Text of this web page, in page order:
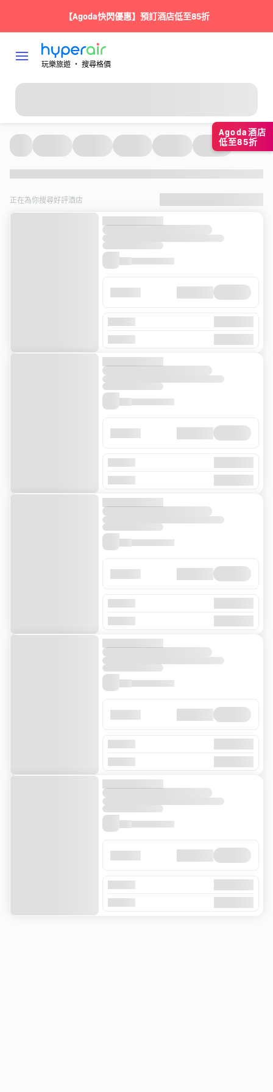
【Agoda快閃優惠】預訂酒店低至85折
玩樂旅遊 ‧ 搜尋格價
正在為你搜尋好評酒店
Agoda酒店
低至85折